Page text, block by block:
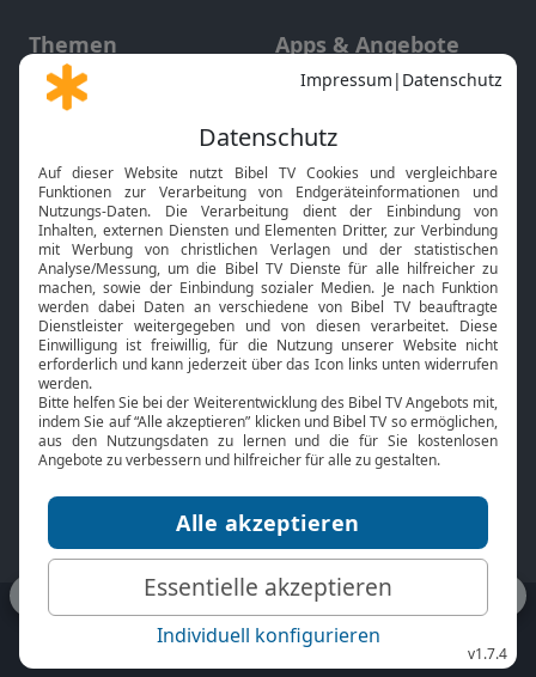
Themen
Gott und Bibel erklärt
Neuigkeiten
Apps & Angebote
Mobile App
Smart TV
HbbTV
Bibelthek Online-Bibel
Nächster Gottesdienst
Bibel TV
Über uns
Jobs
Mediadaten
Service
Kontakt
TV-Empfang
bibeltv.de: Impressum
Datenschutz
Nutzungsbedingungen
Fakten Bibel TV App